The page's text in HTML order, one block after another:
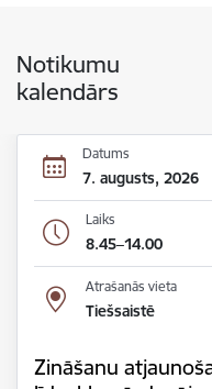
Notikumu
kalendārs
Datums
7. augusts, 2026
Laiks
8.45–14.00
Atrašanās vieta
Tiešsaistē
Zināšanu